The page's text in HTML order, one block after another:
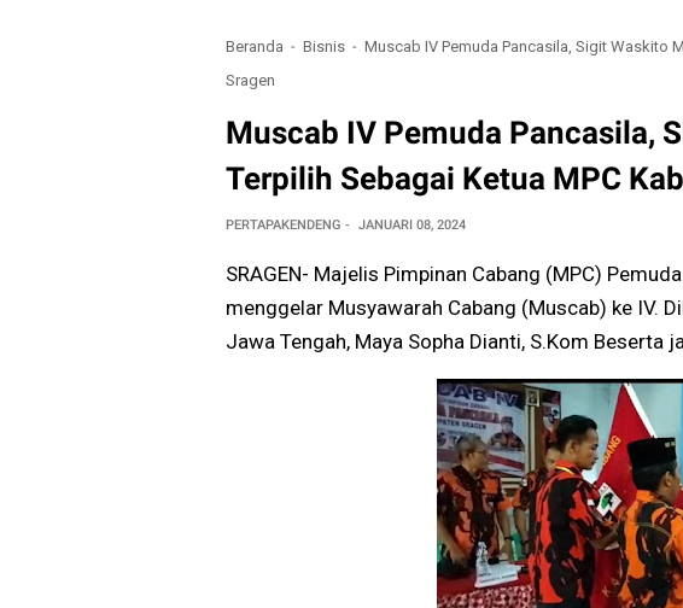
Beranda Bisnis
Muscab IV Pemuda Pancasila, Sigit Waskito
Sragen
Muscab IV Pemuda Pancasila,
Terpilih Sebagai Ketua MPC
PERTAPAKENDENG JANUARI 08, 2024
SRAGEN- Majelis Pimpinan Cabang (MPC)
menggelar Musyawarah Cabang (Muscab) ke IV.
Jawa Tengah, Maya Sopha Dianti, S.Kom Beserta